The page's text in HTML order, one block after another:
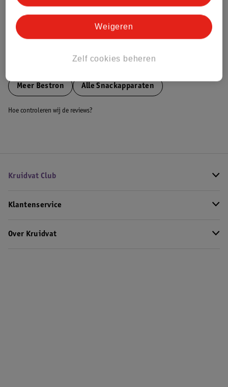
Bestel & Bezorginformatie
Meer Bestron Alle Snackapparaten
Hoe controleren wij de reviews?
Kruidvat Club
Klantenservice
Over Kruidvat
Zelf cookies beheren
Weigeren